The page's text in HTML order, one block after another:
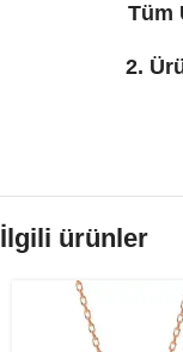
Tüm
2.
İlgili ürünler